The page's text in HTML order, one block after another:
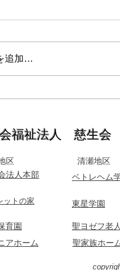
追加…
福祉法人 慈生会​
区
法人本部
ットの家
育園
アホーム
清瀬地区
ベトレヘム
東星学園
聖ヨゼフ老
聖家族ホー